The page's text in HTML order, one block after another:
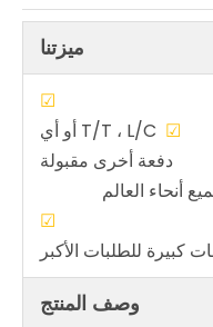
ميزتنا
☑
☑
T/T ، L/C أو أي
دفعة أخرى مقبولة
جميع أنحاء العالم
☑
كبيرة للطلبات الأكبر
وصف المنتج